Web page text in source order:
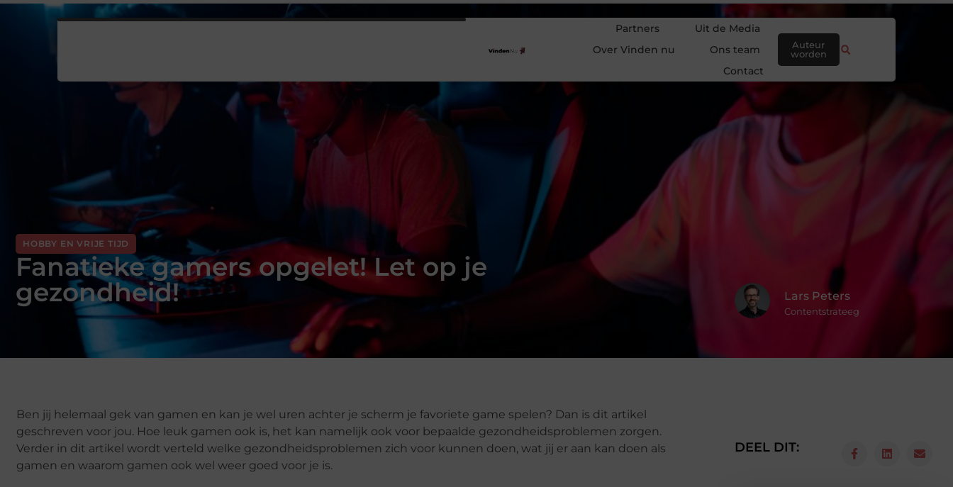
Partners
Uit de Media
Over Vinden nu
Ons team
Contact
Auteur
worden
HOBBY EN VRIJE TIJD
Fanatieke gamers opgelet! Let op je
gezondheid!
Lars Peters
Contentstrateeg
Ben jij helemaal gek van gamen en kan je wel uren achter je scherm je favoriete game spelen? Dan is dit artikel
geschreven voor jou. Hoe leuk gamen ook is, het kan namelijk ook voor bepaalde gezondheidsproblemen zorgen.
Verder in dit artikel wordt verteld welke gezondheidsproblemen zich voor kunnen doen, wat jij er aan kan doen als
gamen en waarom gamen ook wel weer goed voor je is.
DEEL DIT: